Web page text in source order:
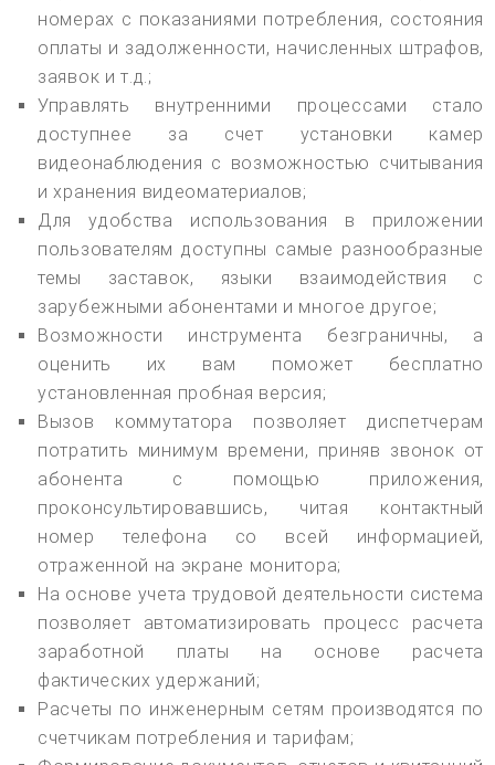
номерах с показаниями потребления, состояния
оплаты и задолженности, начисленных штрафов,
заявок и т.д.;
Управлять внутренними процессами стало
доступнее за счет установки камер
видеонаблюдения с возможностью считывания
и хранения видеоматериалов;
Для удобства использования в приложении
пользователям доступны самые разнообразные
темы заставок, языки взаимодействия с
зарубежными абонентами и многое другое;
Возможности инструмента безграничны, а
оценить их вам поможет бесплатно
установленная пробная версия;
Вызов коммутатора позволяет диспетчерам
потратить минимум времени, приняв звонок от
абонента с помощью приложения,
проконсультировавшись, читая контактный
номер телефона со всей информацией,
отраженной на экране монитора;
На основе учета трудовой деятельности система
позволяет автоматизировать процесс расчета
заработной платы на основе расчета
фактических удержаний;
Расчеты по инженерным сетям производятся по
счетчикам потребления и тарифам;